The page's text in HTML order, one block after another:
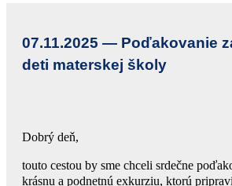
07.11.2025 — Poďakovanie
deti materskej školy
Dobrý deň,
touto cestou by sme chceli srdečne
krásnu a podnetnú exkurziu, ktorú